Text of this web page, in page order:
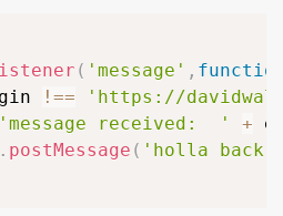
( 'message' ,
! ==
'https://
'message received:  ' +
. postMessage ( 'holla back